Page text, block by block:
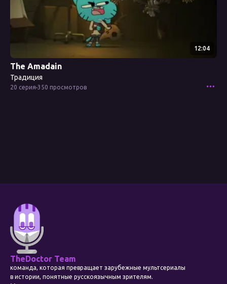
12:04
The Amadain
Традиция
20 серия 350 просмотров
TheDoctor Team
команда, которая превращает зарубежные мультсериалы
в истории, понятные русскоязычным зрителям.